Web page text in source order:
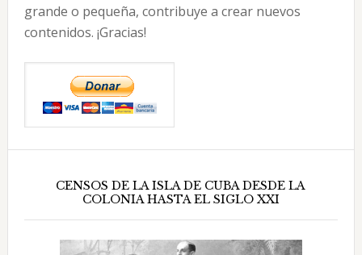
grande o pequeña, contribuye a crear nuevos
contenidos. ¡Gracias!
CENSOS DE LA ISLA DE CUBA DESDE LA
COLONIA HASTA EL SIGLO XXI